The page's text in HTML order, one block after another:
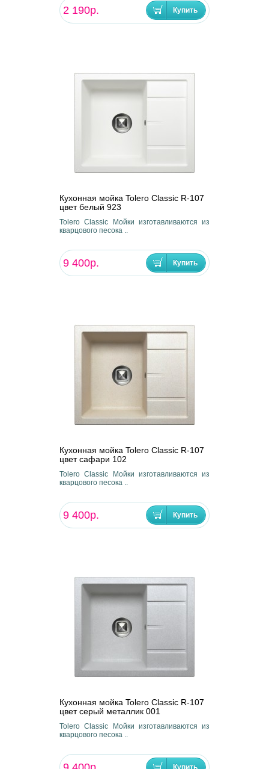
2 190р.
Кухонная мойка Tolero Classic R-107
цвет белый 923
Tolero Classic Мойки изготавливаются из
кварцового песока ..
9 400р.
Кухонная мойка Tolero Classic R-107
цвет сафари 102
Tolero Classic Мойки изготавливаются из
кварцового песока ..
9 400р.
Кухонная мойка Tolero Classic R-107
цвет серый металлик 001
Tolero Classic Мойки изготавливаются из
кварцового песока ..